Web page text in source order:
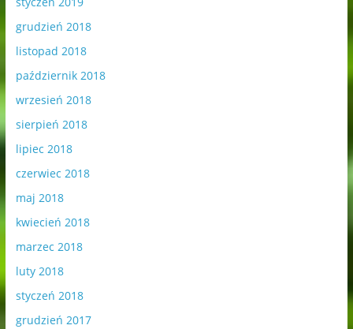
grudzień 2018
listopad 2018
październik 2018
wrzesień 2018
sierpień 2018
lipiec 2018
czerwiec 2018
maj 2018
kwiecień 2018
marzec 2018
luty 2018
styczeń 2018
grudzień 2017